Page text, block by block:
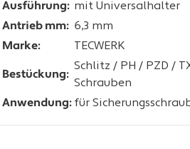
Ausführung: mit Universalhalter
Antrieb mm: 6,3 mm
Marke:
TECWERK
Bestückung:
Schlitz / PH / PZD /
Schrauben
Anwendung: für